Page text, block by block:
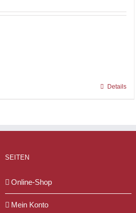
Details
SEITEN
Online-Shop
Mein Konto